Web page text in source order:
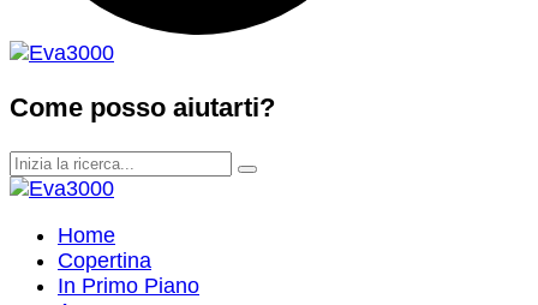
Come posso aiutarti?
Home
Copertina
In Primo Piano